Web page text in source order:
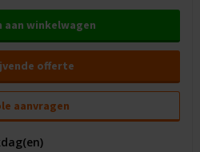
aan winkelwagen
offerte
aanvragen